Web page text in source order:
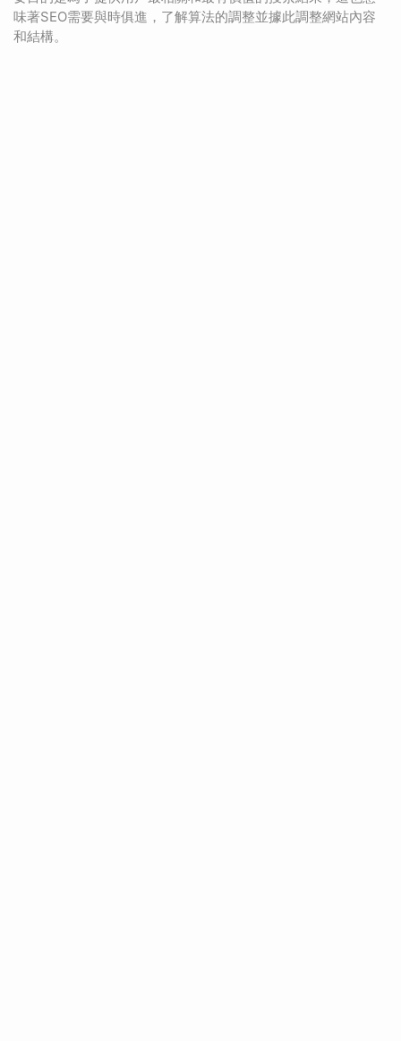
味著SEO需要與時俱進，了解算法的調整並據此調整網站內容
和結構。